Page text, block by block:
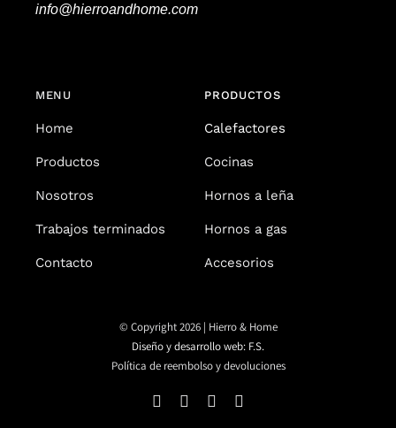
info@hierroandhome.com
MENU
Home
Productos
Nosotros
Trabajos terminados
Contacto
PRODUCTOS
Calefactores
Cocinas
Hornos a leña
Hornos a gas
Accesorios
© Copyright 2026 | Hierro & Home
Diseño y desarrollo web: F.S.
Política de reembolso y devoluciones